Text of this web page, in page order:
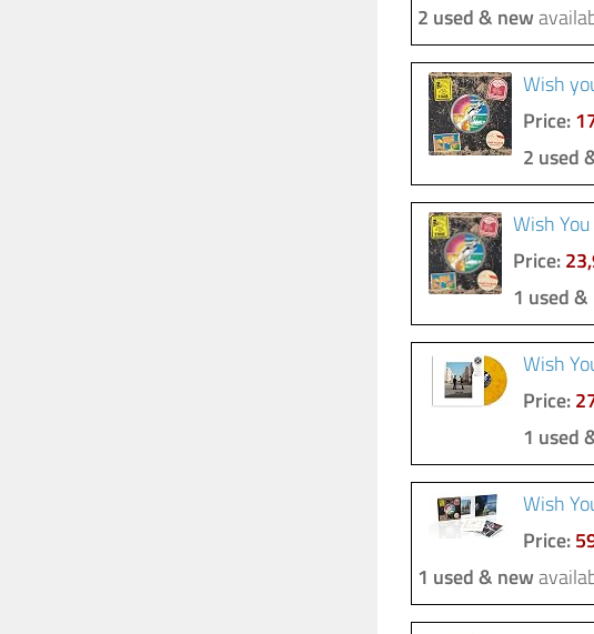
2 used & new
Wish
Price:
2 used
Wish
Price:
1 used
Wish
Price:
1 used
Wish
Price:
1 used & new